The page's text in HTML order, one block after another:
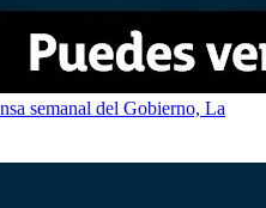
semanal del Gobierno, La